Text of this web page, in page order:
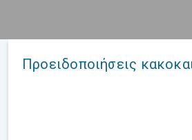
Προειδοποιήσεις